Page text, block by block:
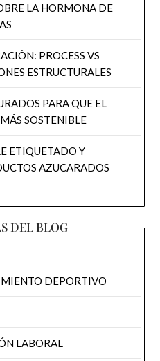
LA HORMONA DE
PROCESS VS
ESTRUCTURALES
PARA QUE EL
SOSTENIBLE
ETIQUETADO Y
AZUCARADOS
DEL BLOG
DEPORTIVO
LABORAL